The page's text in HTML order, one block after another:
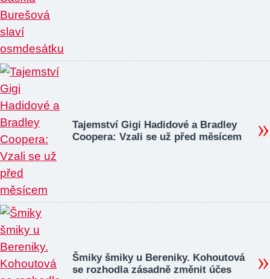
Tajemství Gigi Hadidové a Bradley
Coopera: Vzali se už před měsícem
Šmiky šmiky u Bereniky. Kohoutová
se rozhodla zásadně změnit účes